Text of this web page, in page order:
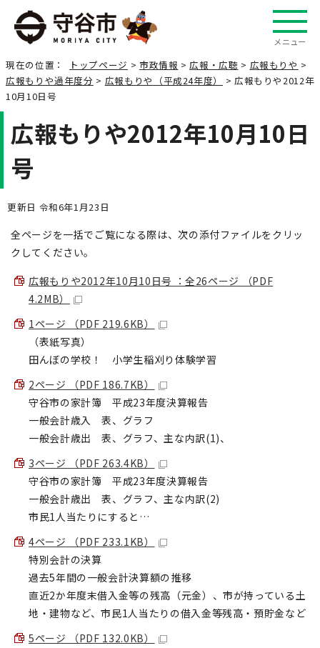
メニュー
現在の位置： トップページ > 市政情報 >広報・広聴 > 広報もりや >
広報もりや過年度分 > 広報もりや（平成24年度）
> 広報もりや2012年
10月10日号
広報もりや2012年10月10日
号
更新日 令和6年1月23日
全ページを一括でご覧になる際は、次の添付ファイルをクリッ
クしてください。
広報もりや2012年10月10日号 ：全26ページ （PDF
4.2MB）
1ページ （PDF 219.6KB）
（表紙写真）
田んぼの学校！ 小学生稲刈り体験学習
2ページ （PDF 186.7KB）
守谷市の家計簿 平成23年度決算報告
一般会計歳入 表、グラフ
一般会計歳出 表、グラフ、主な内訳(1)、
3ページ （PDF 263.4KB）
守谷市の家計簿 平成23年度決算報告
一般会計歳出 表、グラフ、主な内訳(2)
市民1人当たりにすると…
4ページ （PDF 233.1KB）
特別会計の決算
過去5年間の一般会計決算額の推移
直近2か年度末借入金等の残高（元金）、市が持っている土
地・建物など、市民1人当たりの借入金等残高・預貯金など
5ページ （PDF 132.0KB）